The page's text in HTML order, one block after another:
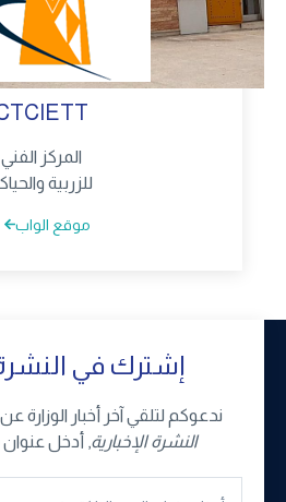
المركز الفني
للزربية
موقع الواب
إشترك في النشرة
ندعوكم لتلقي آخر أخبار الوزارة
النشرة الإخبارية, أدخل عنوان